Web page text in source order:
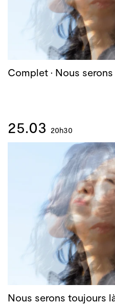
Complet · Nous
25.03 20h30
Nous serons toujours